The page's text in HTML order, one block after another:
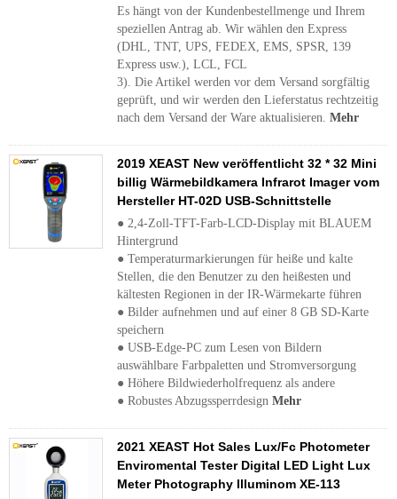
Es hängt von der Kundenbestellmenge und Ihrem
speziellen Antrag ab. Wir wählen den Express
(DHL, TNT, UPS, FEDEX, EMS, SPSR, 139
Express usw.), LCL, FCL
3). Die Artikel werden vor dem Versand sorgfältig
geprüft, und wir werden den Lieferstatus rechtzeitig
nach dem Versand der Ware aktualisieren. Mehr
2019 XEAST New veröffentlicht 32 * 32 Mini
billig Wärmebildkamera Infrarot Imager vom
Hersteller HT-02D USB-Schnittstelle
● 2,4-Zoll-TFT-Farb-LCD-Display mit BLAUEM
Hintergrund
● Temperaturmarkierungen für heiße und kalte
Stellen, die den Benutzer zu den heißesten und
kältesten Regionen in der IR-Wärmekarte führen
● Bilder aufnehmen und auf einer 8 GB SD-Karte
speichern
● USB-Edge-PC zum Lesen von Bildern
auswählbare Farbpaletten und Stromversorgung
● Höhere Bildwiederholfrequenz als andere
● Robustes Abzugssperrdesign Mehr
2021 XEAST Hot Sales Lux/Fc Photometer
Enviromental Tester Digital LED Light Lux
Meter Photography Illuminom XE-113